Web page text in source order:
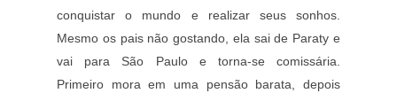
conquistar o mundo e realizar seus sonhos.
Mesmo os pais não gostando, ela sai de Paraty e
vai para São Paulo e torna-se comissária.
Primeiro mora em uma pensão barata, depois